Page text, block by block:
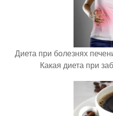
Диета при болезнях
Какая диета при